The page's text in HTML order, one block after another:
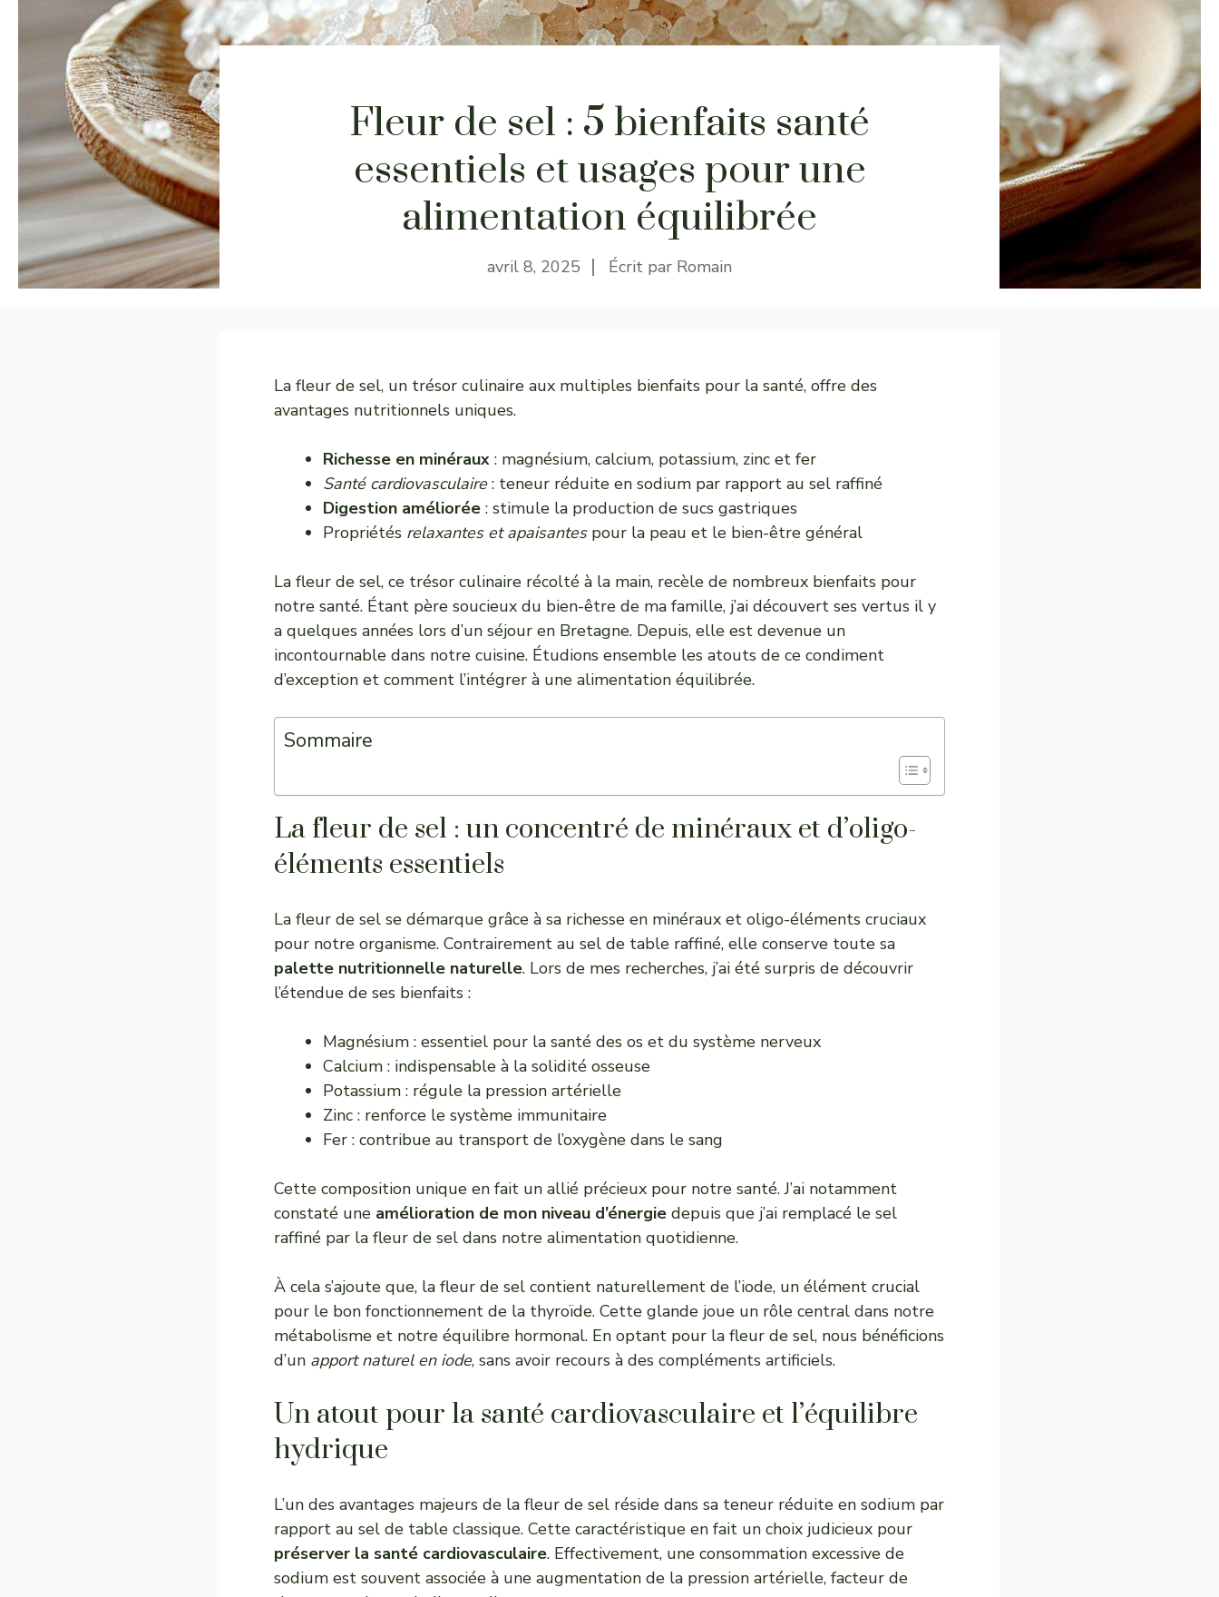
Fleur de sel : 5 bienfaits santé
essentiels et usages pour une
alimentation équilibrée
avril 8, 2025 Écrit par Romain
La fleur de sel, un trésor culinaire aux multiples bienfaits pour la santé, offre des
avantages nutritionnels uniques.
Richesse en minéraux : magnésium, calcium, potassium, zinc et fer
Santé cardiovasculaire: teneur réduite en sodium par rapport au sel raffiné
Digestion améliorée : stimule la production de sucs gastriques
Propriétés relaxantes et apaisantespour la peau et le bien-être général
La fleur de sel, ce trésor culinaire récolté à la main, recèle de nombreux bienfaits pour
notre santé. Étant père soucieux du bien-être de ma famille, j’ai découvert ses vertus il y
a quelques années lors d’un séjour en Bretagne. Depuis, elle est devenue un
incontournable dans notre cuisine. Étudions ensemble les atouts de ce condiment
d’exception et comment l’intégrer à une alimentation équilibrée.
Sommaire
La fleur de sel : un concentré de minéraux et d’oligo-
éléments essentiels
La fleur de sel se démarque grâce à sa richesse en minéraux et oligo-éléments cruciaux
pour notre organisme. Contrairement au sel de table raffiné, elle conserve toute sa
palette nutritionnelle naturelle. Lors de mes recherches, j’ai été surpris de découvrir
l’étendue de ses bienfaits :
Magnésium : essentiel pour la santé des os et du système nerveux
Calcium : indispensable à la solidité osseuse
Potassium : régule la pression artérielle
Zinc : renforce le système immunitaire
Fer : contribue au transport de l’oxygène dans le sang
Cette composition unique en fait un allié précieux pour notre santé. J’ai notamment
constaté une amélioration de mon niveau d’énergie depuis que j’ai remplacé le sel
raffiné par la fleur de sel dans notre alimentation quotidienne.
À cela s’ajoute que, la fleur de sel contient naturellement de l’iode, un élément crucial
pour le bon fonctionnement de la thyroïde. Cette glande joue un rôle central dans notre
métabolisme et notre équilibre hormonal. En optant pour la fleur de sel, nous bénéficions
d’un apport naturel en iode, sans avoir recours à des compléments artificiels.
Un atout pour la santé cardiovasculaire et l’équilibre
hydrique
L’un des avantages majeurs de la fleur de sel réside dans sa teneur réduite en sodium par
rapport au sel de table classique. Cette caractéristique en fait un choix judicieux pour
préserver la santé cardiovasculaire. Effectivement, une consommation excessive de
sodium est souvent associée à une augmentation de la pression artérielle, facteur de